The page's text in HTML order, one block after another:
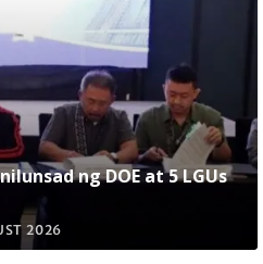
ng DOE at 5 LGUs
2026